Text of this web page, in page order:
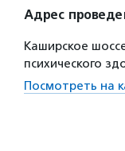
Адрес
Каширское
психического
Посмотреть на